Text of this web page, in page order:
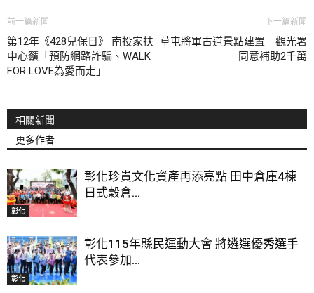
前一篇新聞
第12年《428兒保日》 南投家扶
中心籲「預防網路詐騙、WALK
FOR LOVE為愛而走」
下一篇新聞
草屯將軍古道景點建置 觀光署
同意補助2千萬
相關新聞
更多作者
彰化
彰化珍貴文化資產再添亮點 田中倉庫4棟
日式穀倉...
彰化
彰化115年縣民運動大會 將遴選優秀選手
代表參加...